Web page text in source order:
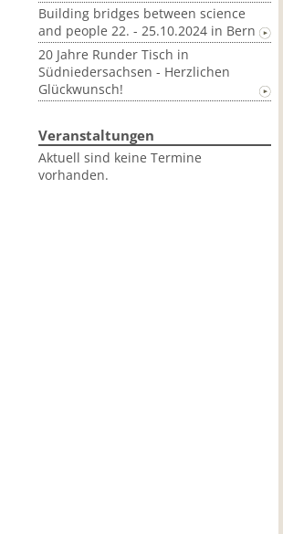
Building bridges between science
and people 22. - 25.10.2024 in Bern
20 Jahre Runder Tisch in
Südniedersachsen - Herzlichen
Glückwunsch!
Veranstaltungen
Aktuell sind keine Termine
vorhanden.